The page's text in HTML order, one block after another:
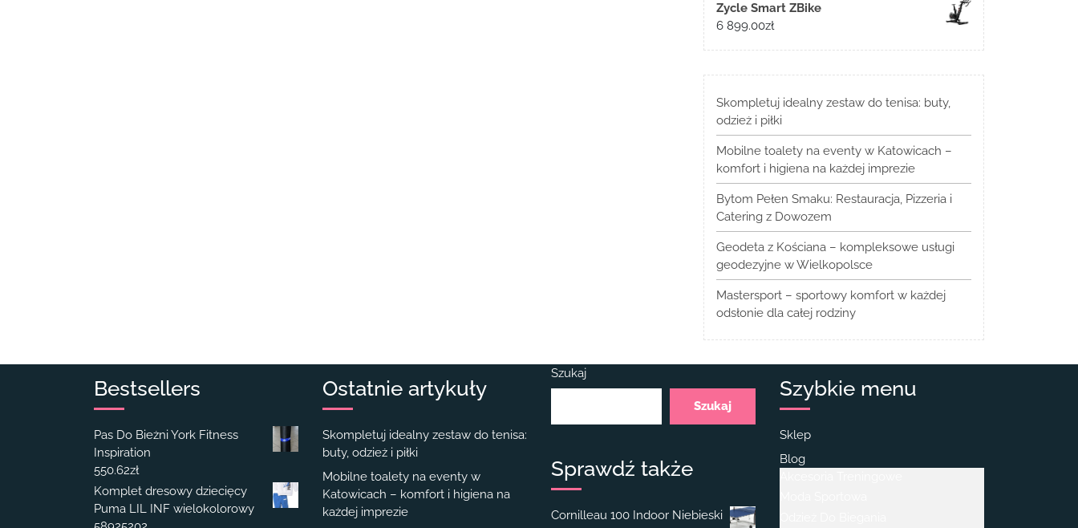
Zycle Smart ZBike
6 899.00zł
Skompletuj idealny zestaw do tenisa: buty,
odzież i piłki
Mobilne toalety na eventy w Katowicach –
komfort i higiena na każdej imprezie
Bytom Pełen Smaku: Restauracja, Pizzeria i
Catering z Dowozem
Geodeta z Kościana – kompleksowe usługi
geodezyjne w Wielkopolsce
Mastersport – sportowy komfort w każdej
odsłonie dla całej rodziny
Bestsellers
Pas Do Bieżni York Fitness
Inspiration
550.62zł
Komplet dresowy dziecięcy
Puma LIL INF wielokolorowy
Ostatnie artykuły
Skompletuj idealny zestaw do tenisa:
buty, odzież i piłki
Mobilne toalety na eventy w
Katowicach – komfort i higiena na
każdej imprezie
Szukaj
Szukaj
Sprawdź także
Cornilleau 100 Indoor Niebieski
Szybkie menu
Sklep
Blog